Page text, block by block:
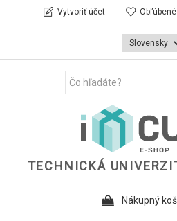
Vytvoriť účet Obľúbené
TECHNICKÁ
Nákupný